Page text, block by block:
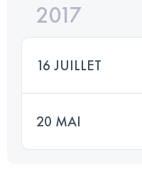
2017
16 JUILLET
20 MAI